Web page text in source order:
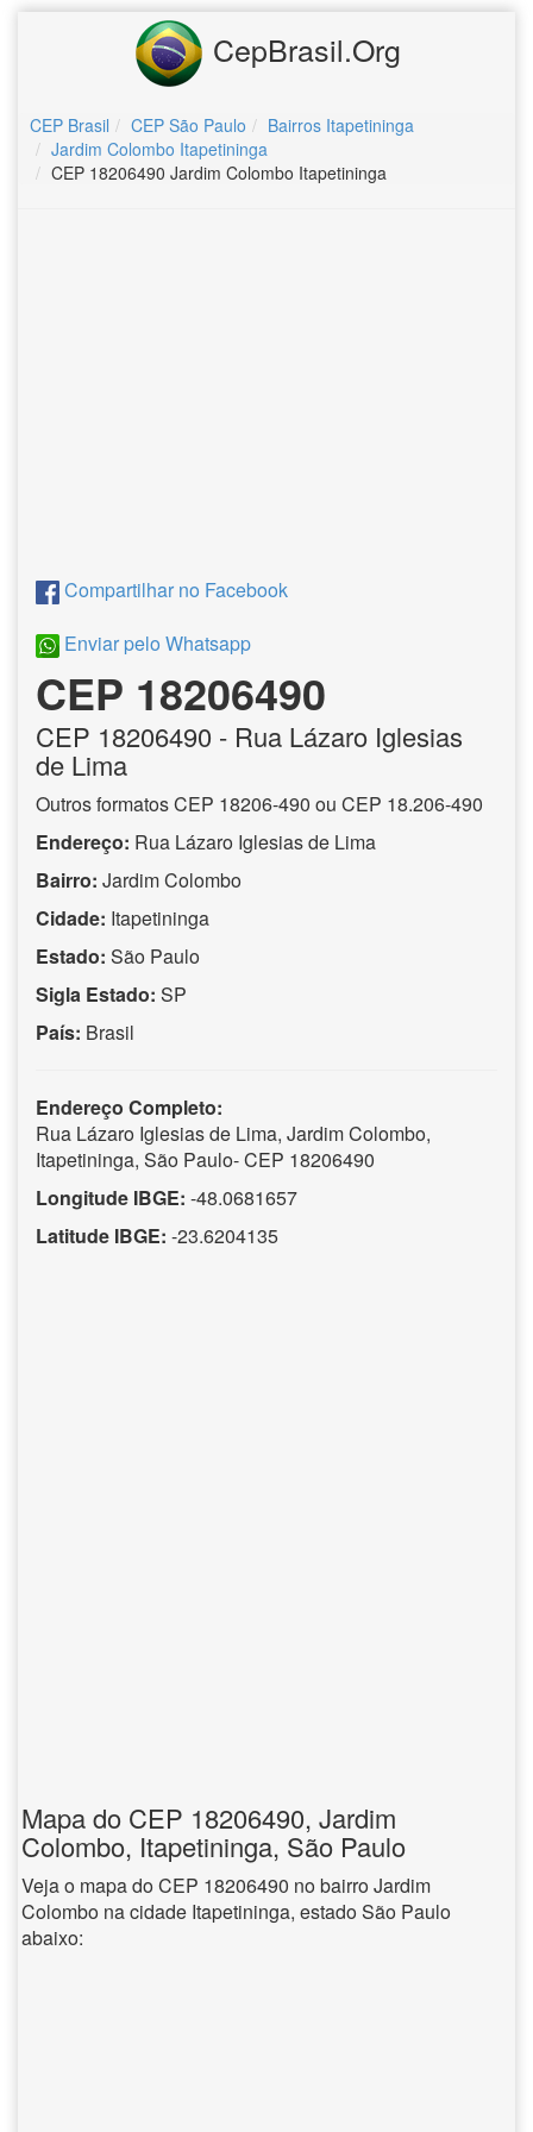
CepBrasil.Org
CEP Brasil CEP São Paulo
Bairros Itapetininga
Jardim Colombo Itapetininga
CEP 18206490 Jardim Colombo Itapetininga
Compartilhar no Facebook
Enviar pelo Whatsapp
CEP 18206490
CEP 18206490 - Rua Lázaro Iglesias
de Lima
Outros formatos CEP 18206-490 ou CEP 18.206-490
Endereço: Rua Lázaro Iglesias de Lima
Bairro: Jardim Colombo
Cidade: Itapetininga
Estado: São Paulo
Sigla Estado: SP
País: Brasil
Endereço Completo:
Rua Lázaro Iglesias de Lima, Jardim Colombo,
Itapetininga, São Paulo- CEP 18206490
Longitude IBGE: -48.0681657
Latitude IBGE: -23.6204135
Mapa do CEP 18206490, Jardim
Colombo, Itapetininga, São Paulo
Veja o mapa do CEP 18206490 no bairro Jardim
Colombo na cidade Itapetininga, estado São Paulo
abaixo: